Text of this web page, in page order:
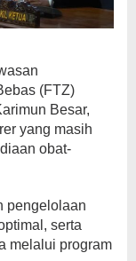
(FTZ)
Besar,
yang masih
obat-
pengelolaan
serta
melalui program